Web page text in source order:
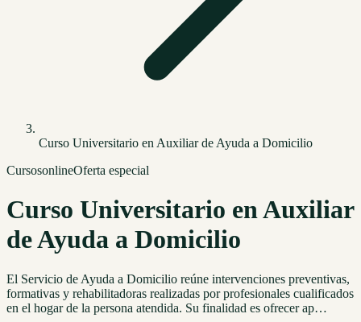
Curso Universitario en Auxiliar de Ayuda a Domicilio
CursosonlineOferta especial
Curso Universitario en Auxiliar
de Ayuda a Domicilio
El Servicio de Ayuda a Domicilio reúne intervenciones preventivas,
formativas y rehabilitadoras realizadas por profesionales cualificados
en el hogar de la persona atendida. Su finalidad es ofrecer ap…